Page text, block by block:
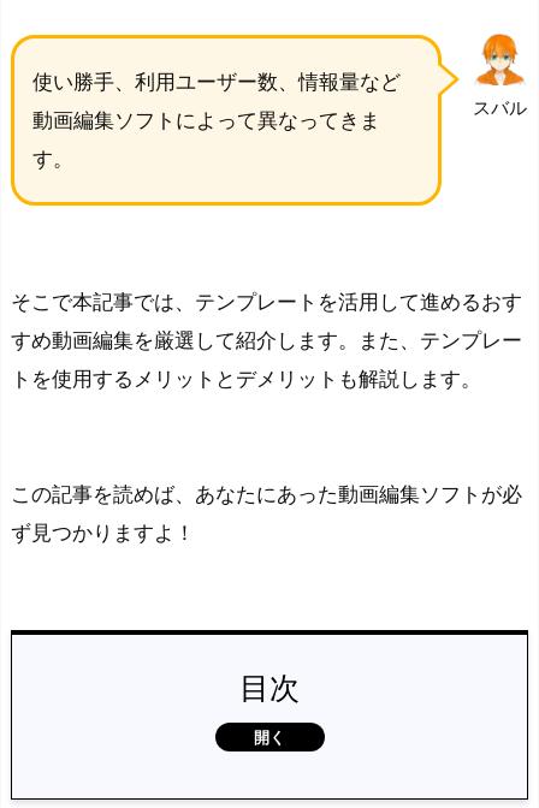
スバル
使い勝手、利用ユーザー数、情報量など
動画編集ソフトによって異なってきま
す。
そこで本記事では、テンプレートを活用して進めるおす
すめ動画編集を厳選して紹介します。また、テンプレー
トを使用するメリットとデメリットも解説します。
この記事を読めば、あなたにあった動画編集ソフトが必
ず見つかりますよ！
目次